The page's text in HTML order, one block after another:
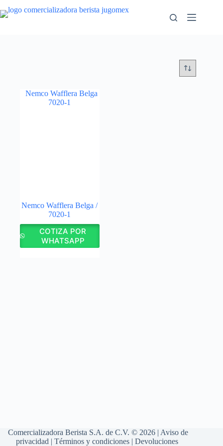
al
Nemco Wafflera Belga /
7020-1
COTIZA POR
WHATSAPP
Comercializadora Berista S.A. de C.V. © 2026 | Aviso de
privacidad |Términos y condiciones |Devoluciones